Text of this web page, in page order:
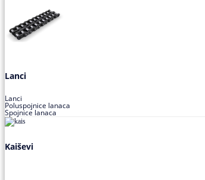
Lanci
Lanci
Poluspojnice lanaca
Spojnice lanaca
Kaiševi